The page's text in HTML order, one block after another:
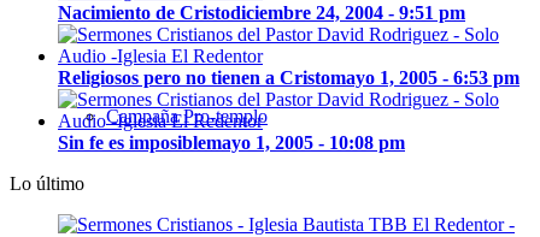
Campaña Pro-templo
Nacimiento de Cristodiciembre 24, 2004 - 9:51 pm
Religiosos pero no tienen a Cristomayo 1, 2005 - 6:53 pm
Sin fe es imposiblemayo 1, 2005 - 10:08 pm
Lo último